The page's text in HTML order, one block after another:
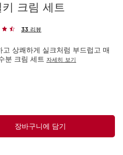
크림 세트
33 리뷰
상쾌하게 실크처럼 부드럽고 매
분 크림 세트 자세히 보기
장바구니에 담기